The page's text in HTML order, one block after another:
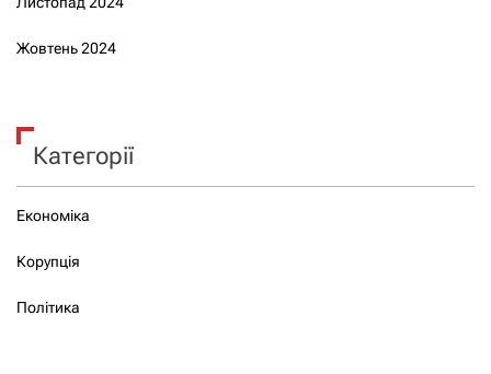
Жовтень 2024
Категорії
Економіка
Корупція
Політика